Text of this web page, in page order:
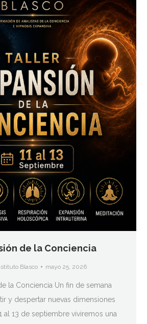
de la Conciencia
Blasco mayo 25, 2026
la Conciencia Un fin de semana
y despertar nuevas dimensiones
al 13 de septiembre viviremos una